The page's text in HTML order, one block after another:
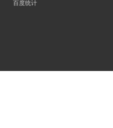
百度统计